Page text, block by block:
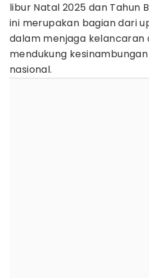
libur Natal 2025 dan Tahun
ini merupakan bagian dari
dalam menjaga kelancaran
mendukung
nasional.